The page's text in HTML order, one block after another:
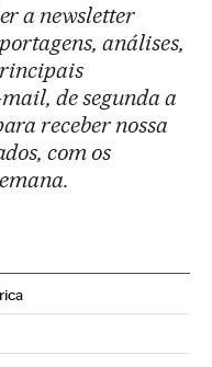
a newsletter
análises,
de segunda a
receber nossa
com os